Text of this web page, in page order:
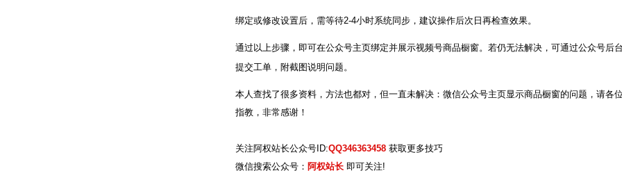
绑定或修改设置后，需等待2-4小时系统同步，建议操作后次日再检查效果。
通过以上步骤，即可在公众号主页绑定并展示视频号商品橱窗。若仍无法解决，可通过公众号后
提交工单，附截图说明问题。
本人查找了很多资料，方法也都对，但一直未解决：微信公众号主页显示商品橱窗的问题，请各
指教，非常感谢！
关注阿权站长公众号ID:QQ346363458获取更多技巧
微信搜索公众号： 阿权站长即可关注!